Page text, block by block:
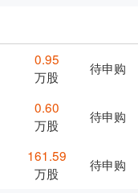
0.95
万股
待申购
0.60
万股
待申购
161.59
万股
待申购